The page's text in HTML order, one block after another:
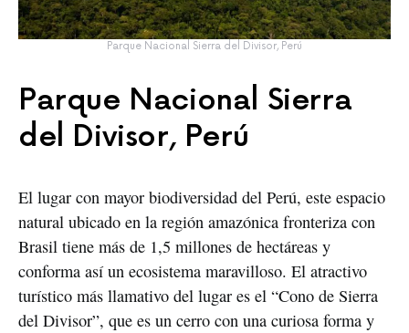
Parque Nacional Sierra del Divisor, Perú
Parque Nacional Sierra
del Divisor, Perú
El lugar con mayor biodiversidad del Perú, este espacio
natural ubicado en la región amazónica fronteriza con
Brasil tiene más de 1,5 millones de hectáreas y
conforma así un ecosistema maravilloso. El atractivo
turístico más llamativo del lugar es el “Cono de Sierra
del Divisor”, que es un cerro con una curiosa forma y